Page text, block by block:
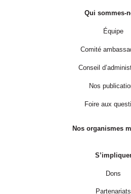
Qui sommes-
Équipe
Comité
Conseil
Nos
Foire aux
Nos organismes
Dons
Partenariats